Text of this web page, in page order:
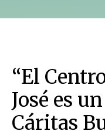
“El
José es
Cáritas